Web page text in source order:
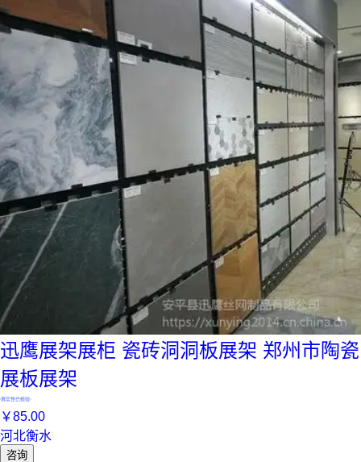
迅鹰展架展柜 瓷砖洞洞板展架 郑州市陶瓷
展板展架
真实性已核验
￥85.00
河北衡水
咨询